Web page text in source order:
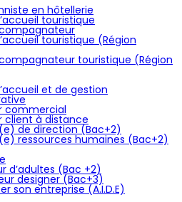
en hôtellerie
touristique
touristique (Région
touristique (Région
et de gestion
commercial
client à distance
de direction (Bac+2)
ressources humaines (Bac+2)
d’adultes (Bac +2)
designer (Bac+3)
son entreprise (A.I.D.E)